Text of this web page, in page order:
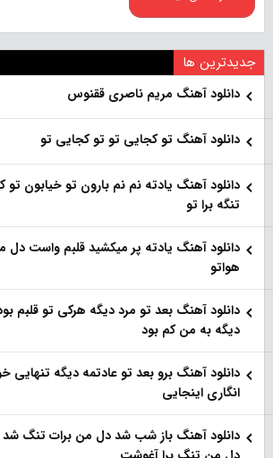
جدیدترین ها
دانلود آهنگ مریم ناصری ققنوس
دانلود آهنگ تو کجایی تو تو کجایی تو
دانلود آهنگ یادته نم نم بارون تو خیابون
تنگه برا تو
دانلود آهنگ یادته پر میکشید قلبم واست دل
هواتو
دانلود آهنگ بعد تو مرد دیگه هرکی تو قلبم
دیگه به من کم بود
دانلود آهنگ برو بعد تو عادتمه دیگه
انگاری اینجایی
دانلود آهنگ باز شب شد دل من برات تنگ